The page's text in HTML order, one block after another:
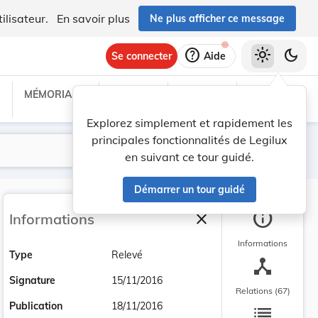
En savoir plus Ne plus afficher ce message
Se connecter help Aide
Explorez simplement et rapidement les
principales fonctionnalités de Legilux
en suivant ce tour guidé.
Démarrer un tour guidé
light_mode dark_mode
MÉMORIAL C
Lancer la recherche
Filtres
Informations closeFermer la barre
Type
Relevé
Signature
15/11/2016
Publication
18/11/2016
info
Informations
device_hub
Relations (67)